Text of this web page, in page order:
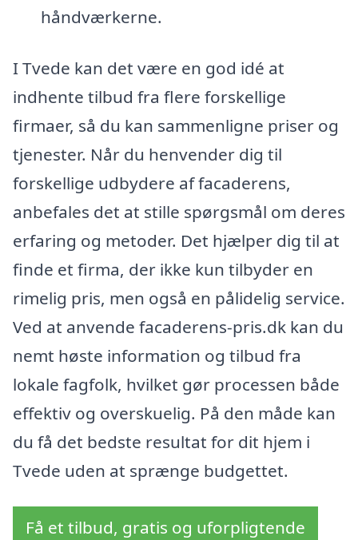
håndværkerne.
I Tvede kan det være en god idé at
indhente tilbud fra flere forskellige
firmaer, så du kan sammenligne priser og
tjenester. Når du henvender dig til
forskellige udbydere af facaderens,
anbefales det at stille spørgsmål om deres
erfaring og metoder. Det hjælper dig til at
finde et firma, der ikke kun tilbyder en
rimelig pris, men også en pålidelig service.
Ved at anvende facaderens-pris.dk kan du
nemt høste information og tilbud fra
lokale fagfolk, hvilket gør processen både
effektiv og overskuelig. På den måde kan
du få det bedste resultat for dit hjem i
Tvede uden at sprænge budgettet.
Få et tilbud, gratis og uforpligtende